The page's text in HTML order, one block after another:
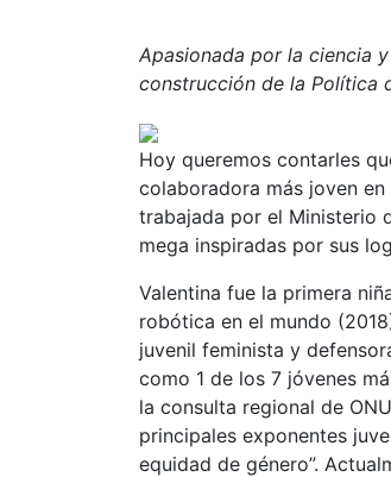
Apasionada por la ciencia
construcción de la Política
Hoy queremos contarles
colaboradora más joven
trabajada por el Ministerio
mega inspiradas por sus
Valentina fue la primera
robótica en el mundo
juvenil feminista y
como 1 de los 7 jóvenes
la consulta regional de
principales exponentes
equidad de género”.